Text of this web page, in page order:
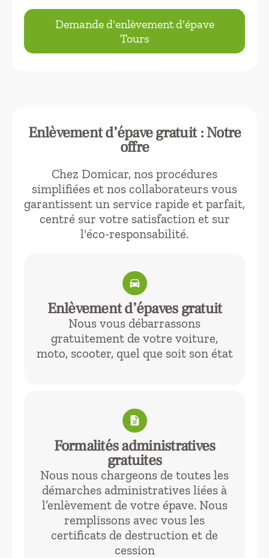
Demande d'enlèvement d'épave
Tours
Enlèvement d’épave gratuit : Notre
offre
Chez Domicar, nos procédures
simplifiées et nos collaborateurs vous
garantissent un service rapide et parfait,
centré sur votre satisfaction et sur
l'éco-responsabilité.
directions_car
Enlèvement d’épaves gratuit
Nous vous débarrassons
gratuitement de votre voiture,
moto, scooter, quel que soit son état
description
Formalités administratives
gratuites
Nous nous chargeons de toutes les
démarches administratives liées à
l’enlèvement de votre épave. Nous
remplissons avec vous les
certificats de destruction et de
cession